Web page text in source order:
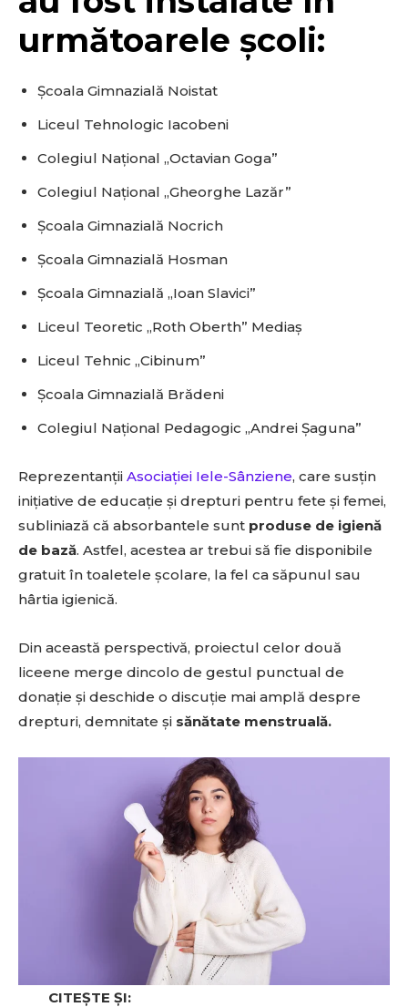
următoarele școli:
Școala Gimnazială Noistat
Liceul Tehnologic Iacobeni
Colegiul Național „Octavian Goga”
Colegiul Național „Gheorghe Lazăr”
Școala Gimnazială Nocrich
Școala Gimnazială Hosman
Școala Gimnazială „Ioan Slavici”
Liceul Teoretic „Roth Oberth” Mediaș
Liceul Tehnic „Cibinum”
Școala Gimnazială Brădeni
Colegiul Național Pedagogic „Andrei Șaguna”
Reprezentanții Asociației Iele-Sânziene, care susțin
inițiative de educație și drepturi pentru fete și femei,
subliniază că absorbantele sunt produse de igienă
de bază. Astfel, acestea ar trebui să fie disponibile
gratuit în toaletele școlare, la fel ca săpunul sau
hârtia igienică.
Din această perspectivă, proiectul celor două
liceene merge dincolo de gestul punctual de
donație și deschide o discuție mai amplă despre
drepturi, demnitate și sănătate menstruală.
CITEȘTE ȘI: